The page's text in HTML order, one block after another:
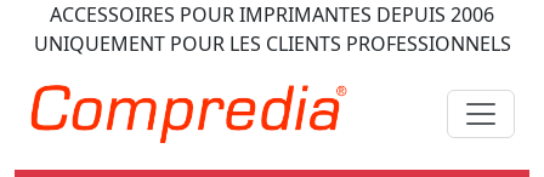
ACCESSOIRES POUR IMPRIMANTES DEPUIS 2006
UNIQUEMENT POUR LES CLIENTS PROFESSIONNELS